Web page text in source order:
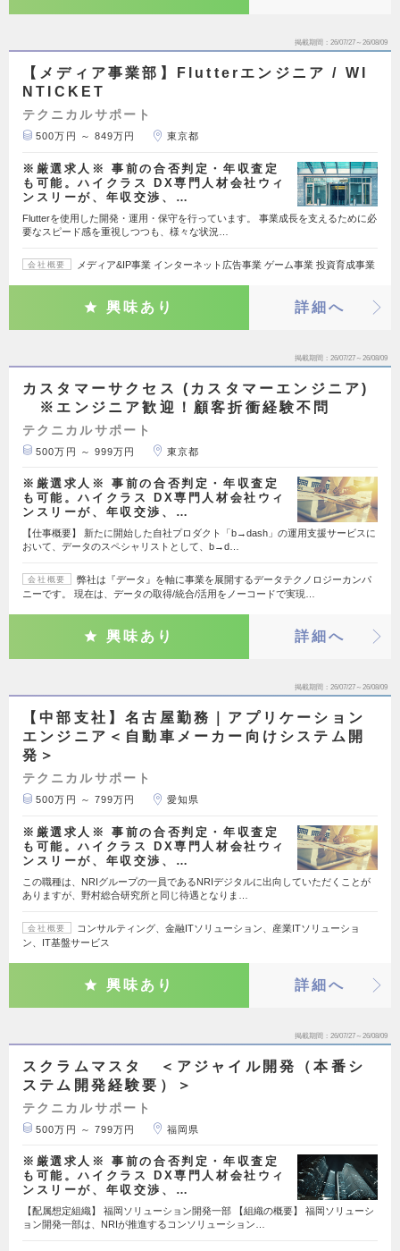
掲載期間 26/07/27～26/08/09
【メディア事業部】Flutterエンジニア / WI
NTICKET
テクニカルサポート
500万円 ～ 849万円 東京都
※厳選求人※ 事前の合否判定・年収査定
も可能。ハイクラス DX専門人材会社ウィ
ンスリーが、年収交渉、…
Flutterを使用した開発・運用・保守を行っています。 事業成長を支えるために必
要なスピード感を重視しつつも、様々な状況…
会社概要 メディア&IP事業 インターネット広告事業 ゲーム事業 投資育成事業
興味あり 詳細へ
掲載期間 26/07/27～26/08/09
カスタマーサクセス (カスタマーエンジニア)
※エンジニア歓迎！顧客折衝経験不問
テクニカルサポート
500万円 ～ 999万円 東京都
※厳選求人※ 事前の合否判定・年収査定
も可能。ハイクラス DX専門人材会社ウィ
ンスリーが、年収交渉、…
【仕事概要】 新たに開始した自社プロダクト「b→dash」の運用支援サービスに
おいて、データのスペシャリストとして、b→d…
会社概要
弊社は『データ』を軸に事業を展開するデータテクノロジーカンパ
ニーです。 現在は、データの取得/統合/活用をノーコードで実現…
興味あり 詳細へ
掲載期間 26/07/27～26/08/09
【中部支社】名古屋勤務｜アプリケーション
エンジニア＜自動車メーカー向けシステム開
発＞
テクニカルサポート
500万円 ～ 799万円 愛知県
※厳選求人※ 事前の合否判定・年収査定
も可能。ハイクラス DX専門人材会社ウィ
ンスリーが、年収交渉、…
この職種は、NRIグループの一員であるNRIデジタルに出向していただくことが
ありますが、野村総合研究所と同じ待遇となりま…
会社概要
コンサルティング、金融ITソリューション、産業ITソリューショ
ン、IT基盤サービス
興味あり 詳細へ
掲載期間 26/07/27～26/08/09
スクラムマスタ ＜アジャイル開発（本番シ
ステム開発経験要）＞
テクニカルサポート
500万円 ～ 799万円 福岡県
※厳選求人※ 事前の合否判定・年収査定
も可能。ハイクラス DX専門人材会社ウィ
ンスリーが、年収交渉、…
【配属想定組織】 福岡ソリューション開発一部 【組織の概要】 福岡ソリューシ
ョン開発一部は、NRIが推進するコンソリューション…